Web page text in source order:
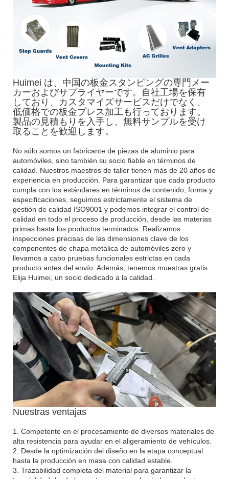
Huimei は、中国の板金スタンピングの専門メー
カーおよびサプライヤーです。自社工場を保有
しており、カスタマイズサービスだけでなく、
低価格での板金プレス加工も行っております。
製品の見積もりを入手し、無料サンプルを受け
取ることを歓迎します。
No sólo somos un fabricante de piezas de aluminio para
automóviles, sino también su socio fiable en términos de
calidad. Nuestros maestros de taller tienen más de 20 años de
experiencia en producción. Para garantizar que cada producto
cumpla con los estándares en términos de contenido, forma y
especificaciones, seguimos estrictamente el sistema de
gestión de calidad ISO9001 y podemos integrar el control de
calidad en todo el proceso de producción, desde las materias
primas hasta los productos terminados. Realizamos
inspecciones precisas de las dimensiones clave de los
componentes de chapa metálica de automóviles zero y
llevamos a cabo pruebas funcionales estrictas en cada
producto antes del envío. Además, tenemos muestras gratis.
Elija Huimei, un socio dedicado a la calidad.
Nuestras ventajas
1. Competente en el procesamiento de diversos materiales de
alta resistencia para ayudar en el aligeramiento de vehículos.
2. Desde la optimización del diseño en la etapa conceptual
hasta la producción en masa con calidad estable.
3. Trazabilidad completa del material para garantizar la